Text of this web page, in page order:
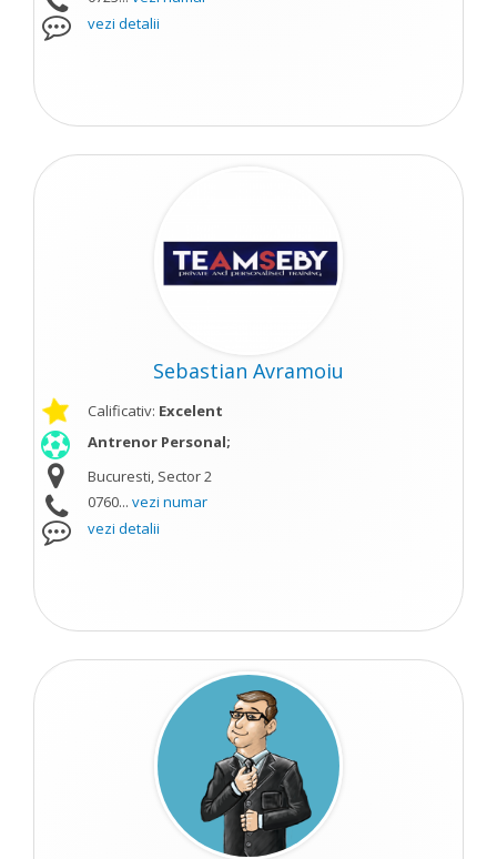
vezi detalii
Sebastian Avramoiu
Calificativ: Excelent
Antrenor Personal;
Bucuresti, Sector 2
0760... vezi numar
vezi detalii